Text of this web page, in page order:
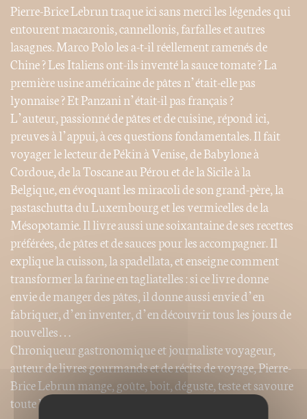
Pierre-Brice Lebrun traque ici sans merci les légendes qui
entourent macaronis, cannellonis, farfalles et autres
lasagnes. Marco Polo les a-t-il réellement ramenés de
Chine ? Les Italiens ont-ils inventé la sauce tomate ? La
première usine américaine de pâtes n’était-elle pas
lyonnaise ? Et Panzani n’était-il pas français ?
L’auteur, passionné de pâtes et de cuisine, répond ici,
preuves à l’appui, à ces questions fondamentales. Il fait
voyager le lecteur de Pékin à Venise, de Babylone à
Cordoue, de la Toscane au Pérou et de la Sicile à la
Belgique, en évoquant les miracoli de son grand-père, la
pastaschutta du Luxembourg et les vermicelles de la
Mésopotamie. Il livre aussi une soixantaine de ses recettes
préférées, de pâtes et de sauces pour les accompagner. Il
explique la cuisson, la spadellata, et enseigne comment
transformer la farine en tagliatelles : si ce livre donne
envie de manger des pâtes, il donne aussi envie d’en
fabriquer, d’en inventer, d’en découvrir tous les jours de
nouvelles…
Chroniqueur gastronomique et journaliste voyageur,
auteur de livres gourmands et de récits de voyage, Pierre-
Brice Lebrun mange, goûte, boit, déguste, teste et savoure
toute la journée, consciencieusement.